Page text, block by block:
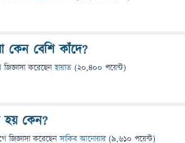
কেন বেশি কাঁদে?
জিজ্ঞাসাকরেছেনহায়াত (20,400 পয়েন্ট)
হয় কেন?
জিজ্ঞাসাকরেছেনসাকিব আনোয়ার (9,610 পয়েন্ট)